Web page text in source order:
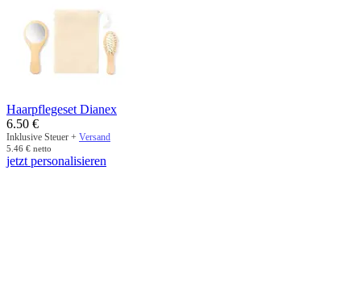
Haarpflegeset Dianex
6.50 €
Inklusive Steuer + Versand
5.46 € netto
jetzt personalisieren